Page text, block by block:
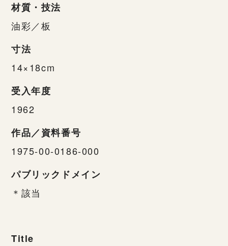
材質・技法
油彩／板
寸法
14×18cm
受入年度
1962
作品／資料番号
1975-00-0186-000
パブリックドメイン
＊該当
Title